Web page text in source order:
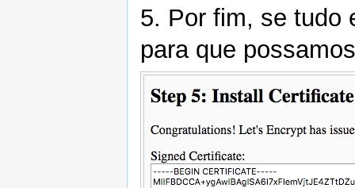
5. Por fim, se tudo
para que